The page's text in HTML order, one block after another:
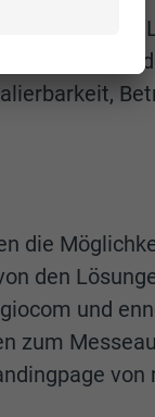
seines
und BPO-
die
den
und
zum